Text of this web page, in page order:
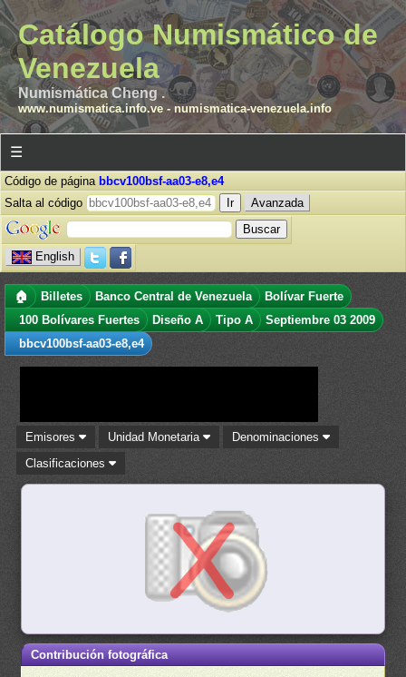
Catálogo Numismático de
Venezuela
Numismática Cheng .
www.numismatica.info.ve- numismatica-venezuela.info
☰
Código de página bbcv100bsf-aa03-e8,e4
Salta al código
Avanzada
English
🏠 Billetes Banco Central de Venezuela
Bolívar Fuerte
100 Bolívares Fuertes
Diseño A Tipo A
Septiembre 03 2009
bbcv100bsf-aa03-e8,e4
Emisores Unidad Monetaria
Denominaciones
Clasificaciones
Contribución fotográfica